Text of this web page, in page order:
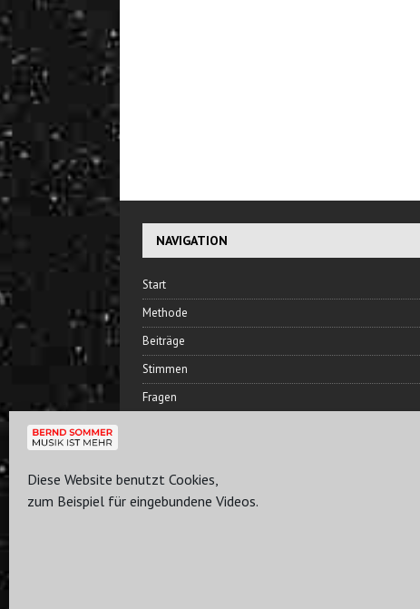
Diese Website benutzt Cookies,
zum Beispiel für eingebundene Videos.
NAVIGATION
Start
Methode
Beiträge
Stimmen
Fragen
Freundeskreis
Plan